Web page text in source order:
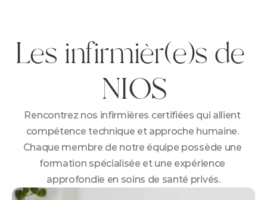
Les infirmièr(e)s de
NIOS
Rencontrez nos infirmières certifiées qui allient
compétence technique et approche humaine.
Chaque membre de notre équipe possède une
formation spécialisée et une expérience
approfondie en soins de santé privés.